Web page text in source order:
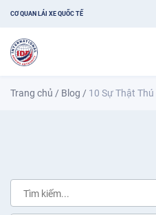
CƠ QUAN LÁI XE QUỐC TẾ
Trang chủ / Blog / 10 Sự Thật